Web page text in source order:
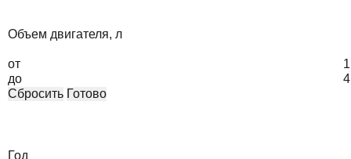
Объем двигателя, л
от
до
Сбросить Готово
Год